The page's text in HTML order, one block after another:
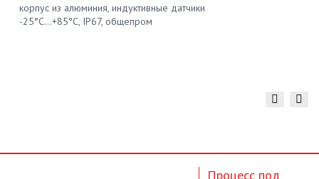
корпус из алюминия, индуктивные датчики
-25°С...+85°С, IP67, общепром
Процесс под